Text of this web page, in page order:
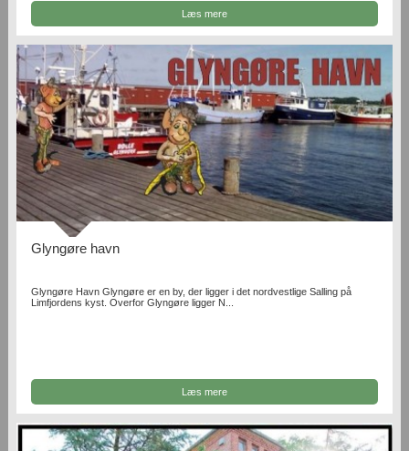
Læs mere
Glyngøre havn
Glyngøre Havn Glyngøre er en by, der ligger i det nordvestlige Salling på
Limfjordens kyst. Overfor Glyngøre ligger N...
Læs mere